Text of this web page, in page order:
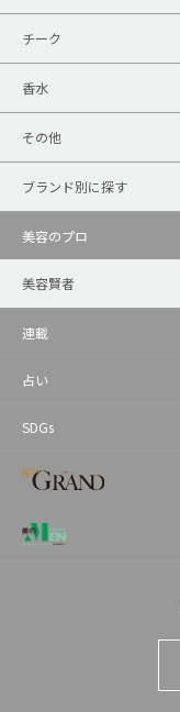
チーク
香水
その他
ブランド別に探す
美容のプロ
美容賢者
連載
占い
SDGs